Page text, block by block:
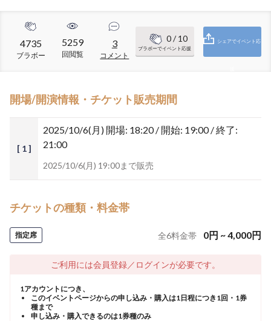
4735
ブラボー
5259
回閲覧
3
コメント
0/ 10
ブラボーでイベント応援
シェアでイベント応
開場/開演情報・チケット販売期間
[ 1 ]
2025/10/6(月) 開場: 18:20 / 開始: 19:00 / 終了:
21:00
2025/10/6(月) 19:00まで販売
チケットの種類・料金帯
指定席 全6料金帯 0円 ~4,000円
ご利用には会員登録／ログインが必要です。
1アカウントにつき、
このイベントページからの申し込み・購入は1日程につき1回・1券
種まで
申し込み・購入できるのは1券種のみ